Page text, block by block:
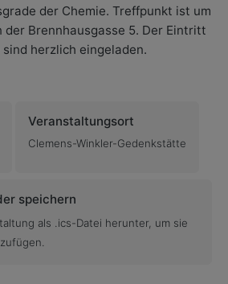
der Chemie. Treffpunkt ist um
der Brennhausgasse 5. Der Eintritt
herzlich eingeladen.
Veranstaltungsort
Clemens-Winkler-Gedenkstätte
speichern
als .ics-Datei herunter, um sie